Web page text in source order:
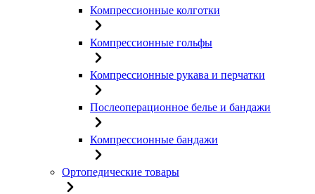
Компрессионные колготки
Компрессионные гольфы
Компрессионные рукава и перчатки
Послеоперационное белье и бандажи
Компрессионные бандажи
Ортопедические товары